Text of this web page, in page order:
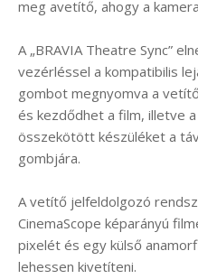
meg avetítő, ahogy a
A „BRAVIA Theatre Sync”
vezérléssel a kompatibilis
gombot megnyomva a
és kezdődhet a film, illetve
összekötött készüléket a
gombjára.
A vetítő jelfeldolgozó
CinemaScope képarányú
pixelét és egy külső
lehessen kivetíteni.